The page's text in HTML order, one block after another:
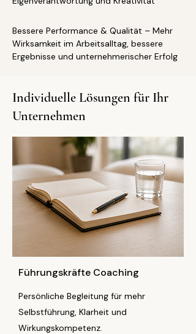
Bessere Performance & Qualität – Mehr
Wirksamkeit im Arbeitsalltag, bessere
Ergebnisse und unternehmerischer Erfolg
Individuelle Lösungen für Ihr
Unternehmen
Führungskräfte Coaching
Persönliche Begleitung für mehr
Selbstführung, Klarheit und
Wirkungskompetenz.